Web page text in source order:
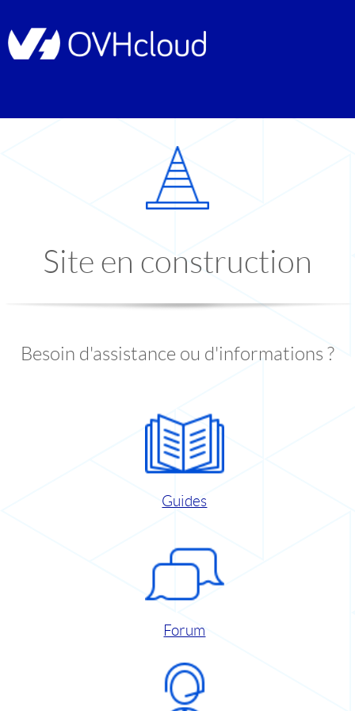
Site en construction
Besoin d'assistance ou d'informations ?
Guides
Forum